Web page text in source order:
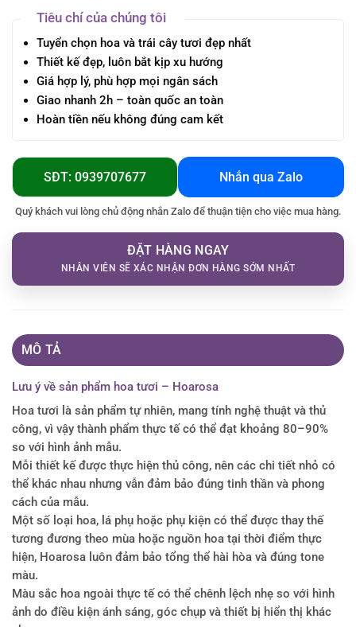
Tiêu chí của chúng tôi
Tuyển chọn hoa và trái cây tươi đẹp nhất
Thiết kế đẹp, luôn bắt kịp xu hướng
Giá hợp lý, phù hợp mọi ngân sách
Giao nhanh 2h – toàn quốc an toàn
Hoàn tiền nếu không đúng cam kết
SĐT: 0939707677 Nhắn qua Zalo
Quý khách vui lòng chủ động nhắn Zalo để thuận tiện cho việc mua hàng.
ĐẶT HÀNG NGAY
NHÂN VIÊN SẼ XÁC NHẬN ĐƠN HÀNG SỚM NHẤT
MÔ TẢ
Lưu ý về sản phẩm hoa tươi – Hoarosa
Hoa tươi là sản phẩm tự nhiên, mang tính nghệ thuật và thủ
công, vì vậy thành phẩm thực tế có thể đạt khoảng 80–90%
so với hình ảnh mẫu.
Mỗi thiết kế được thực hiện thủ công, nên các chi tiết nhỏ có
thể khác nhau nhưng vẫn đảm bảo đúng tinh thần và phong
cách của mẫu.
Một số loại hoa, lá phụ hoặc phụ kiện có thể được thay thế
tương đương theo mùa hoặc nguồn hoa tại thời điểm thực
hiện, Hoarosa luôn đảm bảo tổng thể hài hòa và đúng tone
màu.
Màu sắc hoa ngoài thực tế có thể chênh lệch nhẹ so với hình
ảnh do điều kiện ánh sáng, góc chụp và thiết bị hiển thị khác